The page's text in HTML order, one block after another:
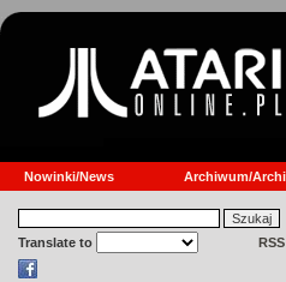
Nowinki/News Archiwum/
Translate to RSS